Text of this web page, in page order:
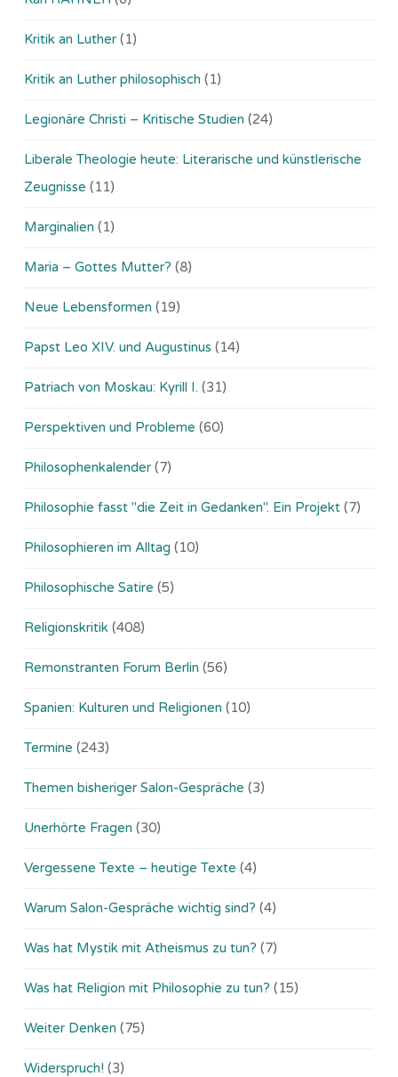
Kritik an Luther (1)
Kritik an Luther philosophisch (1)
Legionäre Christi – Kritische Studien (24)
Liberale Theologie heute: Literarische und künstlerische
Zeugnisse (11)
Marginalien (1)
Maria – Gottes Mutter? (8)
Neue Lebensformen (19)
Papst Leo XIV. und Augustinus (14)
Patriach von Moskau: Kyrill I. (31)
Perspektiven und Probleme (60)
Philosophenkalender (7)
Philosophie fasst "die Zeit in Gedanken". Ein Projekt (7)
Philosophieren im Alltag (10)
Philosophische Satire (5)
Religionskritik (408)
Remonstranten Forum Berlin (56)
Spanien: Kulturen und Religionen (10)
Termine (243)
Themen bisheriger Salon-Gespräche (3)
Unerhörte Fragen (30)
Vergessene Texte – heutige Texte (4)
Warum Salon-Gespräche wichtig sind? (4)
Was hat Mystik mit Atheismus zu tun? (7)
Was hat Religion mit Philosophie zu tun? (15)
Weiter Denken (75)
Widerspruch! (3)